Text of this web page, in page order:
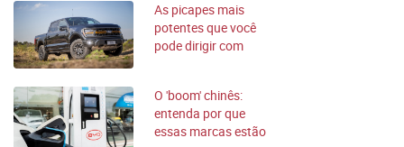
As picapes mais
potentes que você
pode dirigir com
O 'boom' chinês:
entenda por que
essas marcas estão